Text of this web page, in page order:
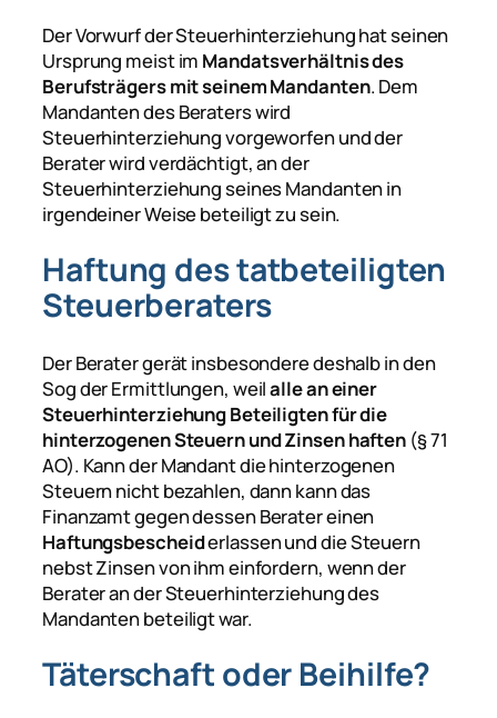
Der Vorwurf der Steuerhinterziehung hat seinen
Ursprung meist im Mandatsverhältnis des
Berufsträgers mit seinem Mandanten. Dem
Mandanten des Beraters wird
Steuerhinterziehung vorgeworfen und der
Berater wird verdächtigt, an der
Steuerhinterziehung seines Mandanten in
irgendeiner Weise beteiligt zu sein.
Haftung des tatbeteiligten
Steuerberaters
Der Berater gerät insbesondere deshalb in den
Sog der Ermittlungen, weilalle an einer
Steuerhinterziehung Beteiligten für die
hinterzogenen Steuern und Zinsen haften (§ 71
AO). Kann der Mandant die hinterzogenen
Steuern nicht bezahlen, dann kann das
Finanzamt gegen dessen Berater einen
Haftungsbescheiderlassen und die Steuern
nebst Zinsen von ihm einfordern, wenn der
Berater an der Steuerhinterziehung des
Mandanten beteiligt war.
Täterschaft oder Beihilfe?